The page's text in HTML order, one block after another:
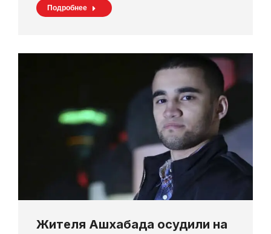
Подробнее
Жителя Ашхабада осудили на